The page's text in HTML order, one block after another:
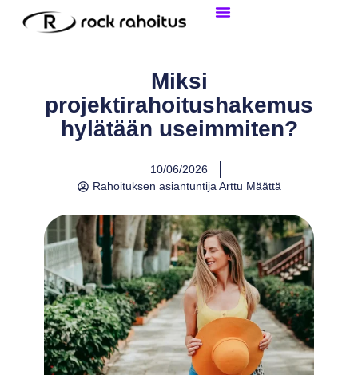
Miksi
projektirahoitushakemus
hylätään useimmiten?
10/06/2026
Rahoituksen asiantuntijaArttu Määttä